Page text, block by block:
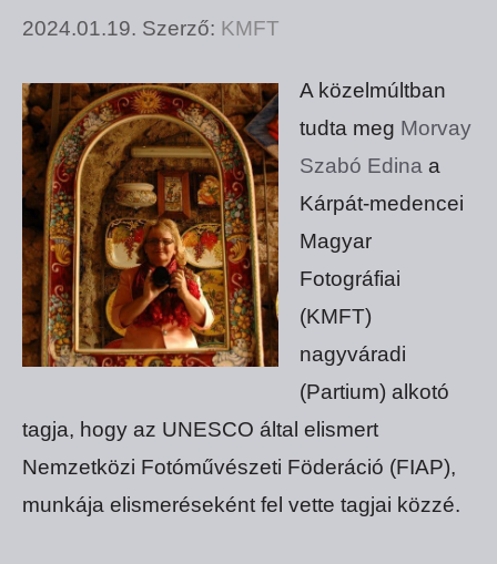
2024.01.19. Szerző: KMFT
A közelmúltban
tudta meg Morvay
Szabó Edina a
Kárpát-medencei
Magyar
Fotográfiai
(KMFT)
nagyváradi
(Partium) alkotó
tagja, hogy az UNESCO által elismert
Nemzetközi Fotóművészeti Föderáció (FIAP),
munkája elismeréseként fel vette tagjai közzé.